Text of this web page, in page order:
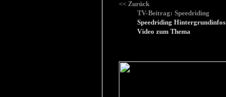
<< Zurück
TV-Beitrag: Speedriding
Speedriding Hintergrundinfos
Video zum Thema